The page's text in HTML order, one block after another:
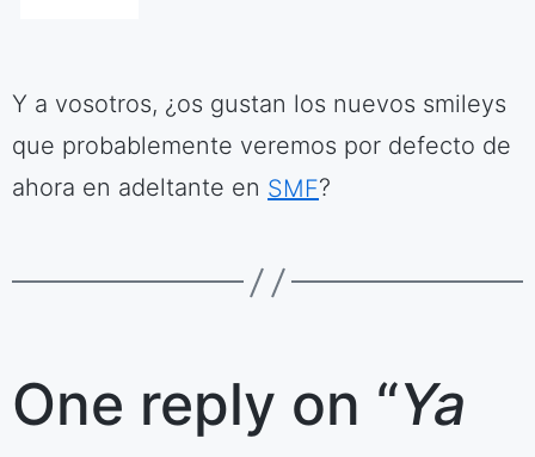
Y a vosotros, ¿os gustan los nuevos smileys
que probablemente veremos por defecto de
ahora en adeltante en SMF?
One reply on “Ya